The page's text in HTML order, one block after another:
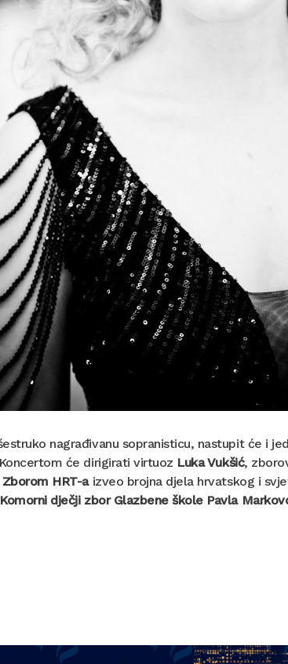
nagrađivanu sopranisticu, nastupit će i
će dirigirati virtuoz Luka Vukšić,
Zborom HRT-aizveo brojna djela hrvatskog i
Komorni dječji zbor Glazbene škole Pavla